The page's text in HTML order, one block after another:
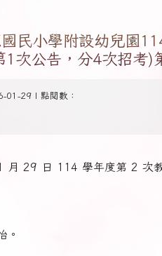
民小學附設幼兒園
1次公告，分4次招考)
01-29 | 點閱數：
月 29 日 114 學年度第 2 次教
。